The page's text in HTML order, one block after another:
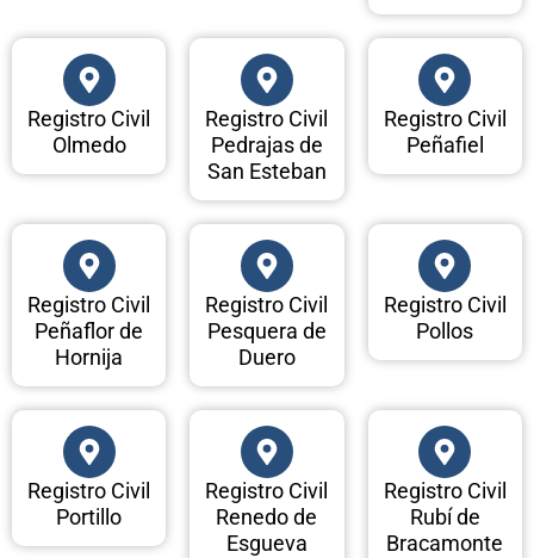
Registro Civil
Olmedo
Registro Civil
Pedrajas de
San Esteban
Registro Civil
Peñafiel
Registro Civil
Peñaflor de
Hornija
Registro Civil
Pesquera de
Duero
Registro Civil
Pollos
Registro Civil
Portillo
Registro Civil
Renedo de
Esgueva
Registro Civil
Rubí de
Bracamonte